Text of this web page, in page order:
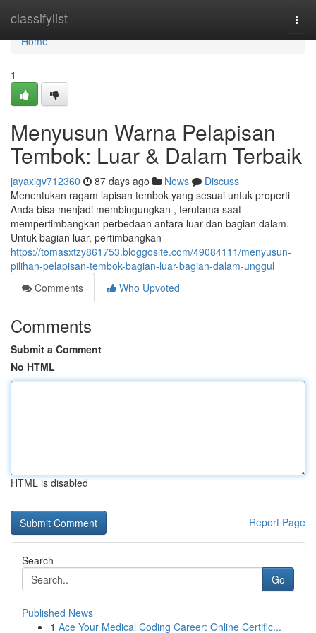
classifylist
Home
Home
1
Menyusun Warna Pelapisan
Tembok: Luar & Dalam Terbaik
jayaxigv712360 87 days ago News
Discuss
Menentukan ragam lapisan tembok yang sesuai untuk properti
Anda bisa menjadi membingungkan , terutama saat
mempertimbangkan perbedaan antara luar dan bagian dalam.
Untuk bagian luar, pertimbangkan
https://tomasxtzy861753.bloggosite.com/49084111/menyusun-
pilihan-pelapisan-tembok-bagian-luar-bagian-dalam-unggul
Comments
Who Upvoted
Comments
Submit a Comment
No HTML
HTML is disabled
Report Page
Search
Go
Published News
1 Ace Your Medical Coding Career: Online Certific...